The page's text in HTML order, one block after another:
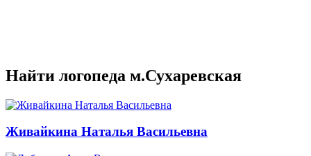
Найти логопеда м.Сухаревская
Живайкина Наталья Васильевна